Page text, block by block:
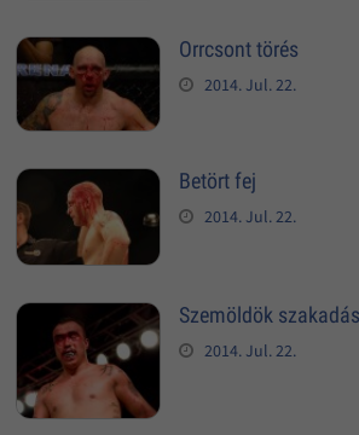
Orrcsont törés
2014. Jul. 22.
Betört fej
2014. Jul. 22.
Szemöldök szakadás
2014. Jul. 22.